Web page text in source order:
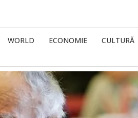
WORLD ECONOMIE CULTURĂ